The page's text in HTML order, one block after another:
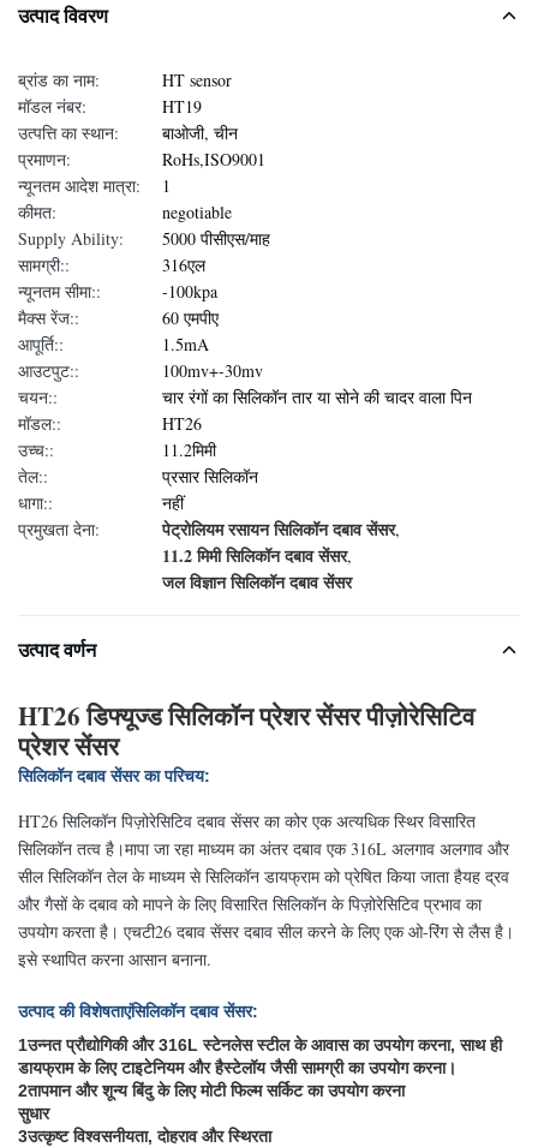
उत्पाद विवरण
ब्रांड का नाम:
HT sensor
मॉडल नंबर:
HT19
उत्पत्ति का स्थान:
बाओजी, चीन
प्रमाणन:
RoHs,ISO9001
न्यूनतम आदेश मात्रा:
1
कीमत:
negotiable
Supply Ability:
5000 पीसीएस/माह
सामग्री::
316एल
न्यूनतम सीमा::
-100kpa
मैक्स रेंज::
60 एमपीए
आपूर्ति::
1.5mA
आउटपुट::
100mv+-30mv
चयन::
चार रंगों का सिलिकॉन तार या सोने की चादर वाला पिन
मॉडल::
HT26
उच्च::
11.2मिमी
तेल::
प्रसार सिलिकॉन
धागा::
नहीं
प्रमुखता देना:
पेट्रोलियम रसायन सिलिकॉन दबाव सेंसर,
11.2 मिमी सिलिकॉन दबाव सेंसर,
जल विज्ञान सिलिकॉन दबाव सेंसर
उत्पाद वर्णन
HT26 डिफ्यूज्ड सिलिकॉन प्रेशर सेंसर पीज़ोरेसिटिव
प्रेशर सेंसर
सिलिकॉन दबाव सेंसर का परिचय:
HT26 सिलिकॉन पिज़ोरेसिटिव दबाव सेंसर का कोर एक अत्यधिक स्थिर विसारित
सिलिकॉन तत्व है।मापा जा रहा माध्यम का अंतर दबाव एक 316L अलगाव अलगाव और
सील सिलिकॉन तेल के माध्यम से सिलिकॉन डायफ्राम को प्रेषित किया जाता हैयह द्रव
और गैसों के दबाव को मापने के लिए विसारित सिलिकॉन के पिज़ोरेसिटिव प्रभाव का
उपयोग करता है। एचटी26 दबाव सेंसर दबाव सील करने के लिए एक ओ-रिंग से लैस है।
इसे स्थापित करना आसान बनाना.
उत्पाद की विशेषताएंसिलिकॉन दबाव सेंसर:
1उन्नत प्रौद्योगिकी और 316L स्टेनलेस स्टील के आवास का उपयोग करना, साथ ही
डायफ्राम के लिए टाइटेनियम और हैस्टेलॉय जैसी सामग्री का उपयोग करना।
2तापमान और शून्य बिंदु के लिए मोटी फिल्म सर्किट का उपयोग करना
सुधार
3उत्कृष्ट विश्वसनीयता, दोहराव और स्थिरता